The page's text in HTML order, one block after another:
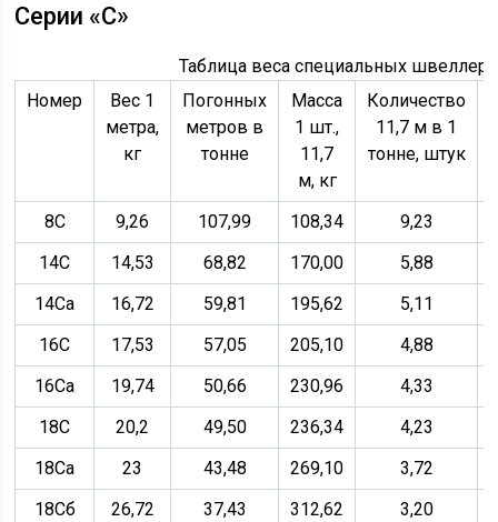
Серии «С»
Таблица веса специальных
Номер
Вес 1
метра,
кг
Погонных
метров в
тонне
Масса
1 шт.,
11,7
м, кг
Количество
11,7 м в 1
тонне, штук
8С 9,26 107,99 108,34 9,23
14С
14,53 68,82 170,00 5,88
14Са
16,72 59,81 195,62 5,11
16С
17,53 57,05 205,10 4,88
16Са
19,74 50,66 230,96 4,33
18С
20,2 49,50 236,34 4,23
18Са
23 43,48 269,10 3,72
18Сб
26,72 37,43 312,62 3,20